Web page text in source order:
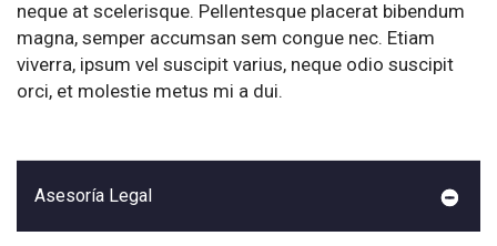
neque at scelerisque. Pellentesque placerat bibendum
magna, semper accumsan sem congue nec. Etiam
viverra, ipsum vel suscipit varius, neque odio suscipit
orci, et molestie metus mi a dui.
Asesoría Legal